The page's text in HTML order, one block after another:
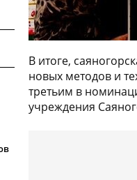
В итоге,
новых методов и
третьим в
учреждения